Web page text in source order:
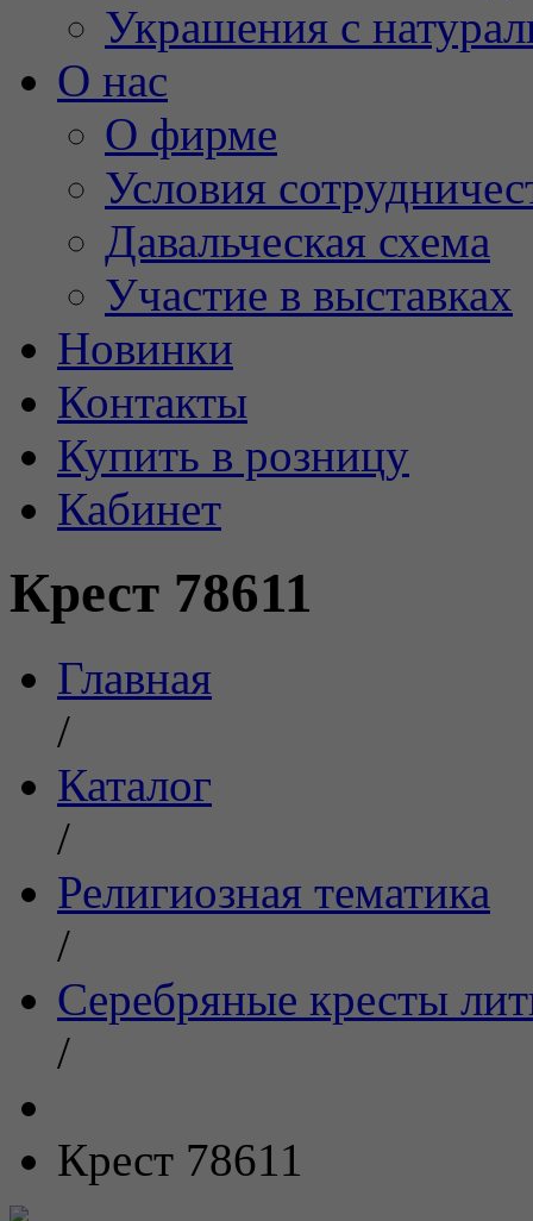
Украшения с
О нас
О фирме
Условия
Давальческая схема
Участие в выставках
Новинки
Контакты
Купить в розницу
Кабинет
Крест 78611
Главная
/
Каталог
/
Религиозная тематика
/
Серебряные кресты
/
Крест 78611